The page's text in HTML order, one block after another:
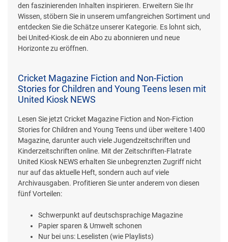
den faszinierenden Inhalten inspirieren. Erweitern Sie Ihr
Wissen, stöbern Sie in unserem umfangreichen Sortiment und
entdecken Sie die Schätze unserer Kategorie. Es lohnt sich,
bei United-Kiosk.de ein Abo zu abonnieren und neue
Horizonte zu eröffnen.
Cricket Magazine Fiction and Non-Fiction
Stories for Children and Young Teens lesen mit
United Kiosk NEWS
Lesen Sie jetzt Cricket Magazine Fiction and Non-Fiction
Stories for Children and Young Teens und über weitere 1400
Magazine, darunter auch viele Jugendzeitschriften und
Kinderzeitschriften online. Mit der Zeitschriften-Flatrate
United Kiosk NEWS erhalten Sie unbegrenzten Zugriff nicht
nur auf das aktuelle Heft, sondern auch auf viele
Archivausgaben. Profitieren Sie unter anderem von diesen
fünf Vorteilen:
Schwerpunkt auf deutschsprachige Magazine
Papier sparen & Umwelt schonen
Nur bei uns: Leselisten (wie Playlists)